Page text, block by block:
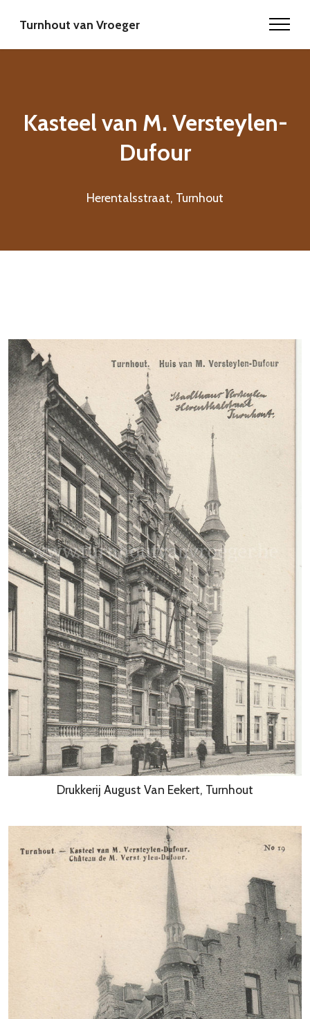
Turnhout van Vroeger
Kasteel van M. Versteylen-
Dufour
Herentalsstraat, Turnhout
Drukkerij August Van Eekert, Turnhout